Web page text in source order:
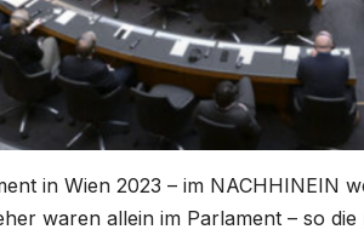
in Wien 2023 – im NACHHINEIN
waren allein im Parlament – so